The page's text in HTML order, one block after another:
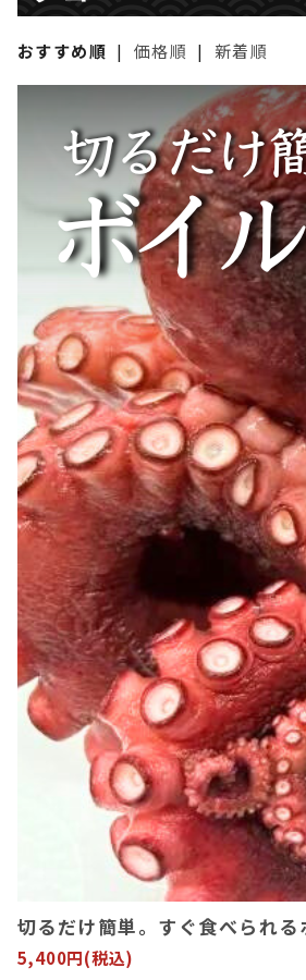
おすすめ順 | 価格順 | 新着順
切るだけ簡単。すぐ食べられる
5,400円(税込)